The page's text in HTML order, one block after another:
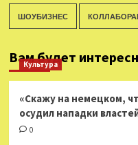
ШОУБИЗНЕС
Вам будет
Культура
«Скажу на немецком,
осудил нападки
0